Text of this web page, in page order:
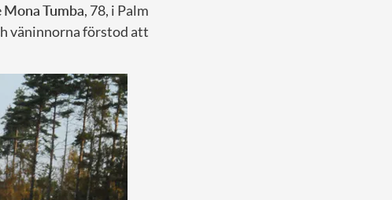
Mona Tumba, 78, i Palm
väninnorna förstod att